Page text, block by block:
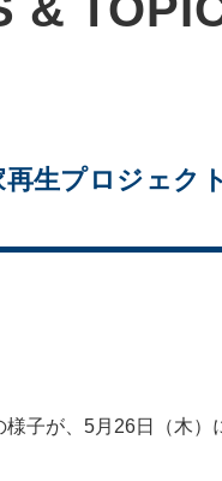
生プロジェク
子が、5月26日（木